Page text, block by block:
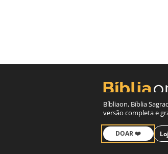
Bíbliaon, Bíblia
versão completa e
DOAR ❤️